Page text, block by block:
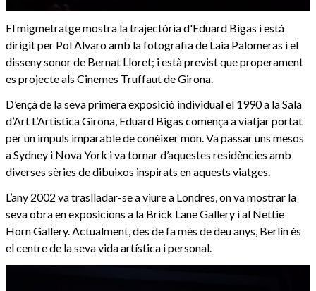
El migmetratge mostra la trajectòria d'Eduard Bigas i está
dirigit per Pol Alvaro amb la fotografia de Laia Palomeras i el
disseny sonor de Bernat Lloret; i està previst que properament
es projecte als Cinemes Truffaut de Girona.
D’ençà de la seva primera exposició individual el 1990 a la Sala
d’Art L’Artística Girona, Eduard Bigas comença a viatjar portat
per un impuls imparable de conèixer món. Va passar uns mesos
a Sydney i Nova York i va tornar d’aquestes residències amb
diverses sèries de dibuixos inspirats en aquests viatges.
L’any 2002 va traslladar-se a viure a Londres, on va mostrar la
seva obra en exposicions a la Brick Lane Gallery i al Nettie
Horn Gallery. Actualment, des de fa més de deu anys, Berlín és
el centre de la seva vida artística i personal.